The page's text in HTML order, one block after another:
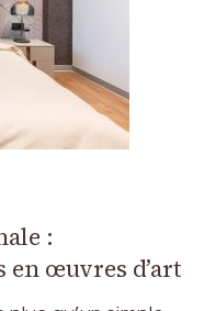
:
en œuvres d’art